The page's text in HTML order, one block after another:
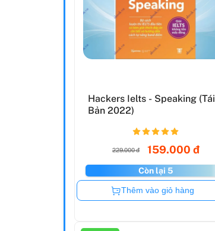
Hackers Ielts - Speaking (Tái
Bản 2022)
229.000 đ 159.000 đ
Còn lại 5
Còn hàng
Thêm vào giỏ hàng